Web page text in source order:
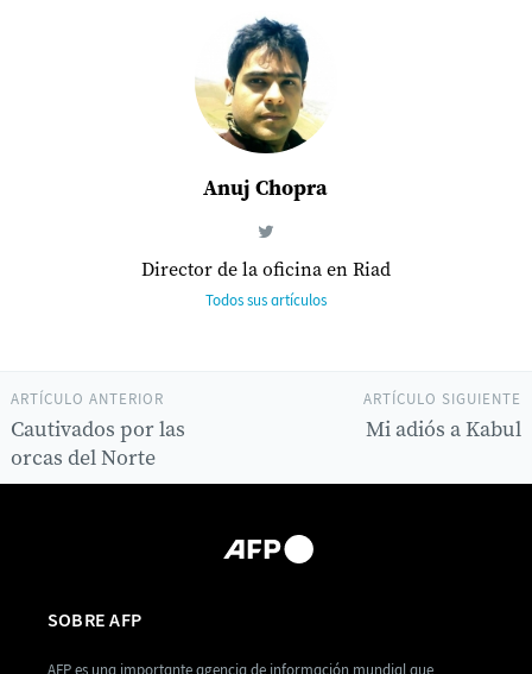
Anuj Chopra
Director de la oficina en Riad
Todos sus artículos
ARTÍCULO SIGUIENTE
Mi adiós a Kabul
ARTÍCULO ANTERIOR
Cautivados por las
orcas del Norte
SOBRE AFP
AFP es una importante agencia de información mundial que